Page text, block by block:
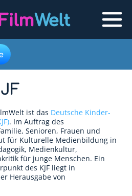
ist das Deutsche Kinder-
. Im Auftrag des
Senioren, Frauen und
für Kulturelle Medienbildung in
Medienkultur,
für junge Menschen. Ein
des KJF liegt in
Herausgabe von